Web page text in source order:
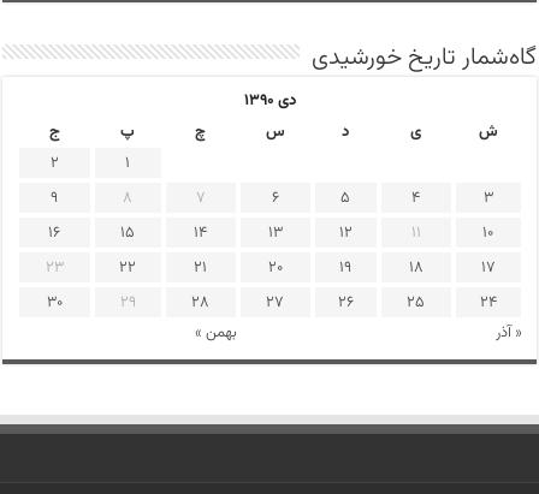
گاه‌شمار تاریخ خورشیدی
دی ۱۳۹۰
ش
ی د س چ پ ج
« آذر بهمن »
1
2
3
4
5
6
7
8
9
10
11
12
13
14
15
16
17
18
19
20
21
22
23
24
25
26
27
28
29
30